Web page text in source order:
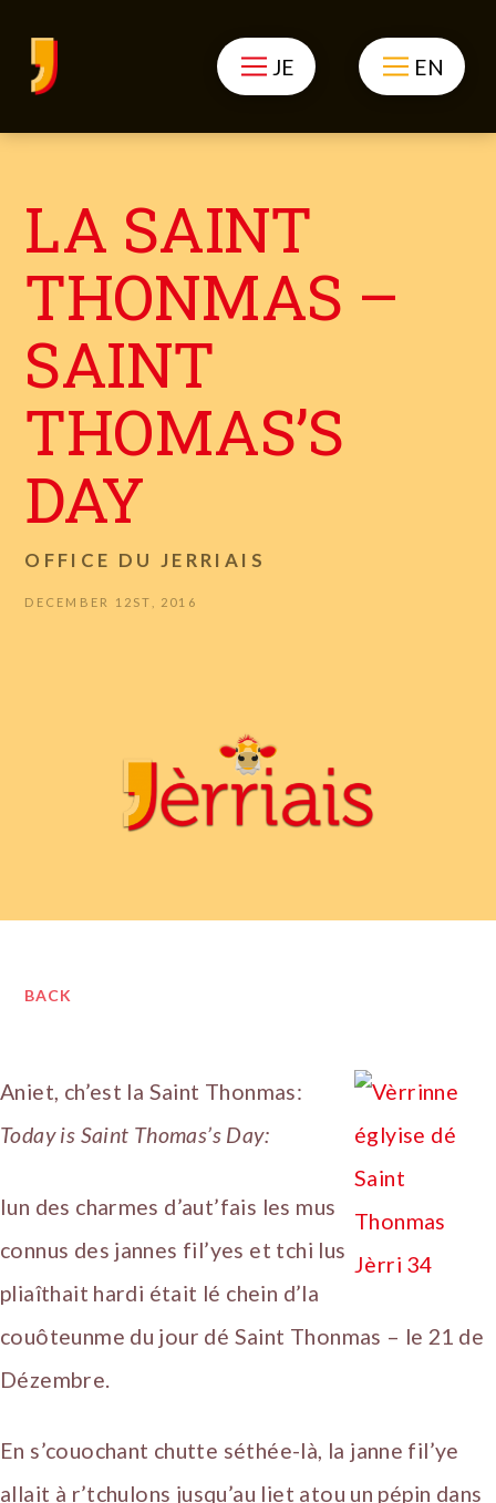
JE EN
LA SAINT
THONMAS –
SAINT
THOMAS’S
DAY
OFFICE DU JERRIAIS
DECEMBER 12ST, 2016
BACK
Aniet, ch’est la Saint Thonmas:
Today is Saint Thomas’s Day:
Iun des charmes d’aut’fais les mus
connus des jannes fil’yes et tchi lus
pliaîthait hardi était lé chein d’la
couôteunme du jour dé Saint Thonmas – le 21 de
Dézembre.
En s’couochant chutte séthée-là, la janne fil’ye
allait à r’tchulons jusqu’au liet atou un pépin dans